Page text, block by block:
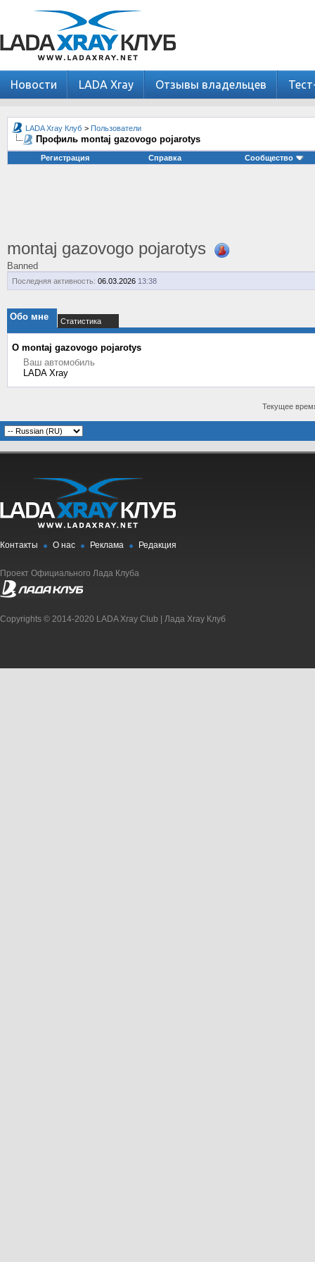
Новости LADA Xray Отзывы владельцев
LADA Xray Клуб > Пользователи
Профиль montaj gazovogo pojarotys
Регистрация Справка Сообщество
montaj gazovogo pojarotys
Banned
Последняя активность: 06.03.2026 13:38
Обо мне Статистика
О montaj gazovogo pojarotys
Ваш автомобиль
LADA Xray
Текущее
Контакты О нас Реклама Редакция
Проект Официального Лада Клуба
Copyrights © 2014-2020 LADA Xray Club | Лада Xray Клуб